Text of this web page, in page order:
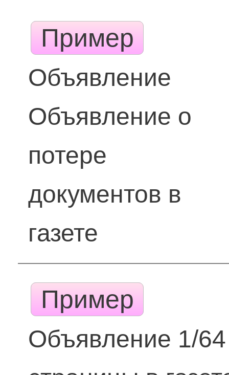
Пример
Объявление
Объявление о
потере
документов в
газете
Пример
Объявление 1/64